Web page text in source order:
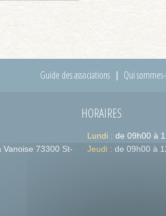
Guide des associations Qui
Vanoise 73300 St-
HORAIRES
Lundi : de 09h00 à
Jeudi : de 09h00 à